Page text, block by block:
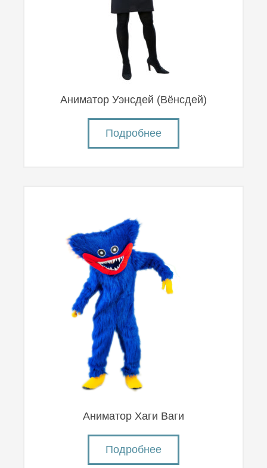
Аниматор Уэнсдей (Вëнсдей)
Подробнее
Аниматор Хаги Ваги
Подробнее